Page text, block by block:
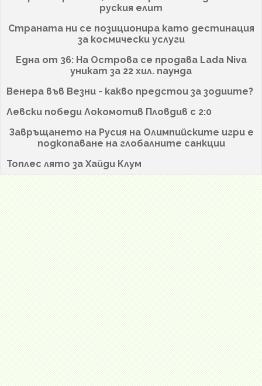
руския елит
Страната ни се позиционира като дестинация
за космически услуги
Една от 36: На Острова се продава Lada Niva
уникат за 22 хил. паунда
Венера във Везни - какво предстои за зодиите?
Левски победи Локомотив Пловдив с 2:0
Завръщането на Русия на Олимпийските игри е
подкопаване на глобалните санкции
Топлес лято за Хайди Клум